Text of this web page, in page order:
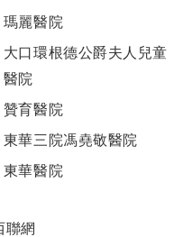
瑪麗醫院
大口環根德公爵夫人兒童
醫院
贊育醫院
東華三院馮堯敬醫院
東華醫院
聯網